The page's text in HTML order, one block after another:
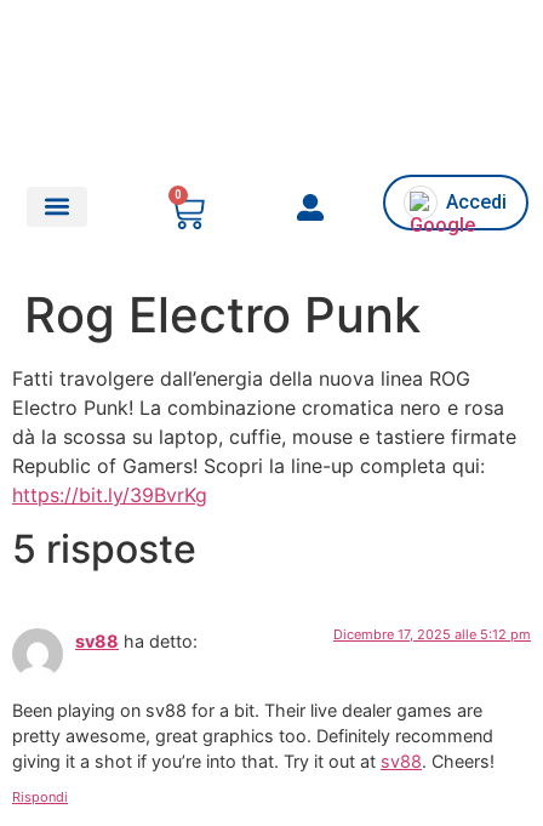
0 Accedi
Rog Electro Punk
Fatti travolgere dall’energia della nuova linea ROG
Electro Punk! La combinazione cromatica nero e rosa
dà la scossa su laptop, cuffie, mouse e tastiere firmate
Republic of Gamers! Scopri la line-up completa qui:
https://bit.ly/39BvrKg
5 risposte
sv88 ha detto: Dicembre 17, 2025 alle 5:12 pm
Been playing on sv88 for a bit. Their live dealer games are
pretty awesome, great graphics too. Definitely recommend
giving it a shot if you’re into that. Try it out at sv88. Cheers!
Rispondi